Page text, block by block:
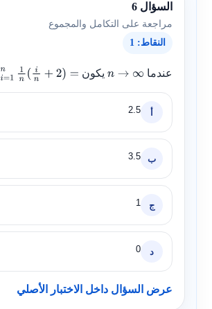
السؤال 6
مراجعة على التكامل والمجموع
النقاط: 1
عندما n→∞ يكون =1n 1n(in+2) =
أ 2.5
ب 3.5
ج 1
د 0
عرض السؤال داخل الاختبار الأصلي